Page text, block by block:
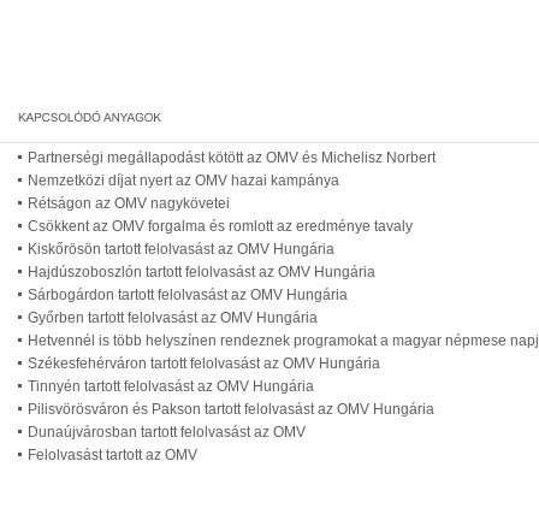
Partnerségi megállapodást kötött az OMV és Michelisz Norbert
Nemzetközi díjat nyert az OMV hazai kampánya
Rétságon az OMV nagykövetei
Csökkent az OMV forgalma és romlott az eredménye tavaly
Kiskőrösön tartott felolvasást az OMV Hungária
Hajdúszoboszlón tartott felolvasást az OMV Hungária
Sárbogárdon tartott felolvasást az OMV Hungária
Győrben tartott felolvasást az OMV Hungária
Hetvennél is több helyszínen rendeznek programokat a magyar népmese
Székesfehérváron tartott felolvasást az OMV Hungária
Tinnyén tartott felolvasást az OMV Hungária
Pilisvörösváron és Pakson tartott felolvasást az OMV Hungária
Dunaújvárosban tartott felolvasást az OMV
Felolvasást tartott az OMV